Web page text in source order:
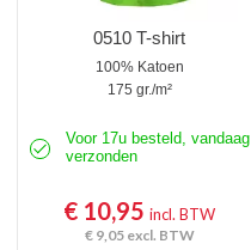
0510 T-shirt
100% Katoen
175 gr./m²
Voor 17u besteld, vandaag
verzonden
€ 10,95incl. BTW
€ 9,05 excl. BTW